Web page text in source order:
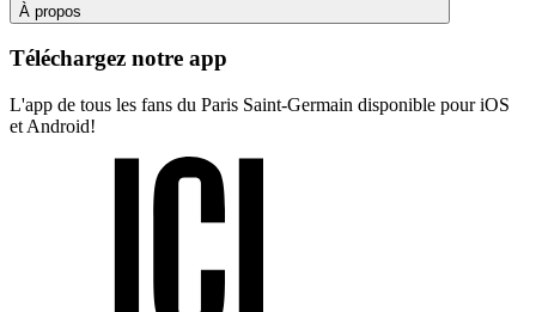
À propos
Téléchargez notre app
L'app de tous les fans du Paris Saint-Germain disponible pour iOS
et Android!